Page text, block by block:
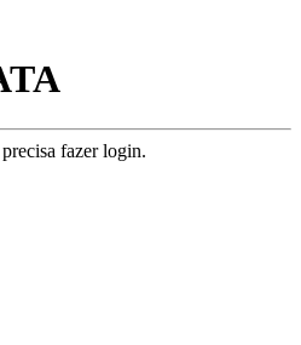
fazer login.